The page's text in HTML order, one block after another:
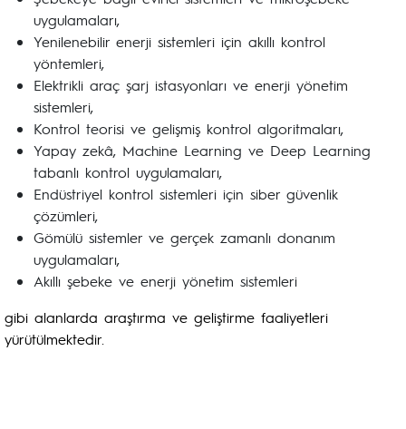
uygulamaları,
Yenilenebilir enerji sistemleri için akıllı kontrol
yöntemleri,
Elektrikli araç şarj istasyonları ve enerji yönetim
sistemleri,
Kontrol teorisi ve gelişmiş kontrol algoritmaları,
Yapay zekâ, Machine Learning ve Deep Learning
tabanlı kontrol uygulamaları,
Endüstriyel kontrol sistemleri için siber güvenlik
çözümleri,
Gömülü sistemler ve gerçek zamanlı donanım
uygulamaları,
Akıllı şebeke ve enerji yönetim sistemleri
gibi alanlarda araştırma ve geliştirme faaliyetleri
yürütülmektedir.